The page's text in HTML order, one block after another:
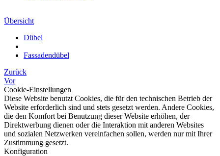
Übersicht
Dübel
Fassadendübel
Zurück
Vor
Cookie-Einstellungen
Diese Website benutzt Cookies, die für den technischen Betrieb der
Website erforderlich sind und stets gesetzt werden. Andere Cookies,
die den Komfort bei Benutzung dieser Website erhöhen, der
Direktwerbung dienen oder die Interaktion mit anderen Websites
und sozialen Netzwerken vereinfachen sollen, werden nur mit Ihrer
Zustimmung gesetzt.
Konfiguration